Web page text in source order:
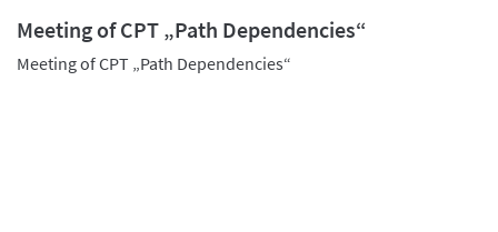
Meeting of CPT „Path Dependencies“
Meeting of CPT „Path Dependencies“